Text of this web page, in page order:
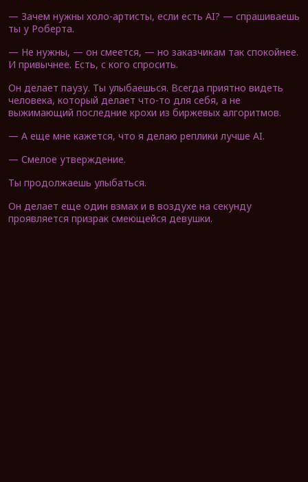
— Зачем нужны холо-артисты, если есть AI? — спрашиваешь
ты у Роберта.
— Не нужны, — он смеется, — но заказчикам так спокойнее.
И привычнее. Есть, с кого спросить.
Он делает паузу. Ты улыбаешься. Всегда приятно видеть
человека, который делает что-то для себя, а не
выжимающий последние крохи из биржевых алгоритмов.
— А еще мне кажется, что я делаю реплики лучше AI.
— Смелое утверждение.
Ты продолжаешь улыбаться.
Он делает еще один взмах и в воздухе на секунду
проявляется призрак смеющейся девушки.